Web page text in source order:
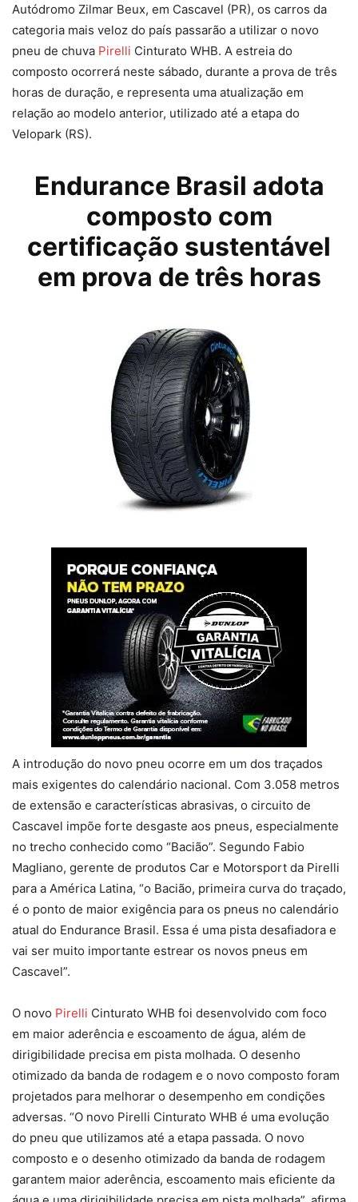
Autódromo Zilmar Beux, em Cascavel (PR), os carros da
categoria mais veloz do país passarão a utilizar o novo
pneu de chuva Pirelli Cinturato WHB. A estreia do
composto ocorrerá neste sábado, durante a prova de três
horas de duração, e representa uma atualização em
relação ao modelo anterior, utilizado até a etapa do
Velopark (RS).
Endurance Brasil adota
composto com
certificação sustentável
em prova de três horas
A introdução do novo pneu ocorre em um dos traçados
mais exigentes do calendário nacional. Com 3.058 metros
de extensão e características abrasivas, o circuito de
Cascavel impõe forte desgaste aos pneus, especialmente
no trecho conhecido como “Bacião”. Segundo Fabio
Magliano, gerente de produtos Car e Motorsport da Pirelli
para a América Latina, “o Bacião, primeira curva do traçado,
é o ponto de maior exigência para os pneus no calendário
atual do Endurance Brasil. Essa é uma pista desafiadora e
vai ser muito importante estrear os novos pneus em
Cascavel”.
O novo Pirelli Cinturato WHB foi desenvolvido com foco
em maior aderência e escoamento de água, além de
dirigibilidade precisa em pista molhada. O desenho
otimizado da banda de rodagem e o novo composto foram
projetados para melhorar o desempenho em condições
adversas. “O novo Pirelli Cinturato WHB é uma evolução
do pneu que utilizamos até a etapa passada. O novo
composto e o desenho otimizado da banda de rodagem
garantem maior aderência, escoamento mais eficiente da